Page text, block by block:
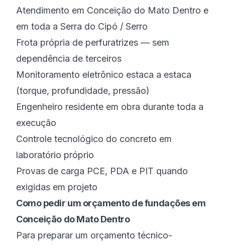
Atendimento em Conceição do Mato Dentro e
em toda a Serra do Cipó / Serro
Frota própria de perfuratrizes — sem
dependência de terceiros
Monitoramento eletrônico estaca a estaca
(torque, profundidade, pressão)
Engenheiro residente em obra durante toda a
execução
Controle tecnológico do concreto em
laboratório próprio
Provas de carga PCE, PDA e PIT quando
exigidas em projeto
Como pedir um orçamento de fundações em
Conceição do Mato Dentro
Para preparar um orçamento técnico-